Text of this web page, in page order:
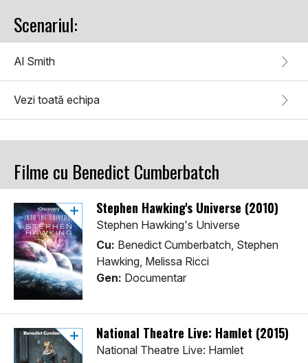
Scenariul:
Al Smith
Vezi toată echipa
Filme cu Benedict Cumberbatch
Stephen Hawking's Universe (2010)
Stephen Hawking's Universe
Cu: Benedict Cumberbatch, Stephen
Hawking, Melissa Ricci
Gen: Documentar
National Theatre Live: Hamlet (2015)
National Theatre Live: Hamlet